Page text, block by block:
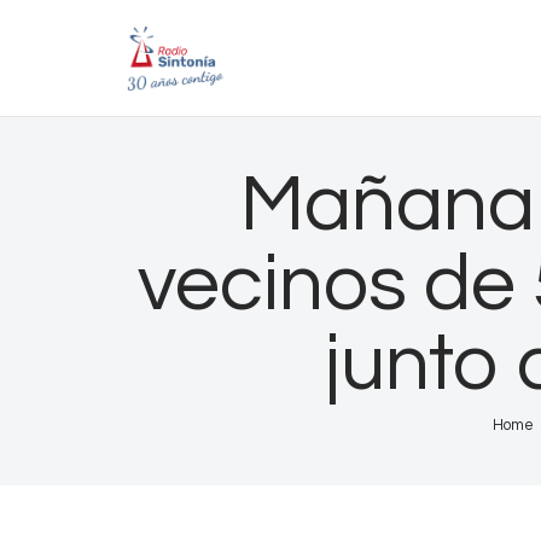
vecinos de
junto
Home